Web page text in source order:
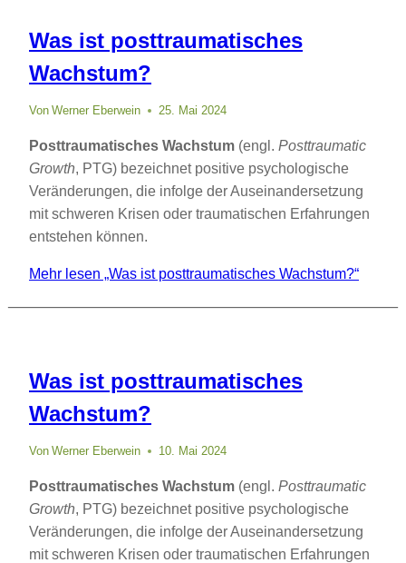
Was ist posttraumatisches
Wachstum?
Von Werner Eberwein 25. Mai 2024
Posttraumatisches Wachstum (engl. Posttraumatic
Growth, PTG) bezeichnet positive psychologische
Veränderungen, die infolge der Auseinandersetzung
mit schweren Krisen oder traumatischen Erfahrungen
entstehen können.
Mehr lesen „Was ist posttraumatisches Wachstum?“
Was ist posttraumatisches
Wachstum?
Von Werner Eberwein 10. Mai 2024
Posttraumatisches Wachstum (engl. Posttraumatic
Growth, PTG) bezeichnet positive psychologische
Veränderungen, die infolge der Auseinandersetzung
mit schweren Krisen oder traumatischen Erfahrungen